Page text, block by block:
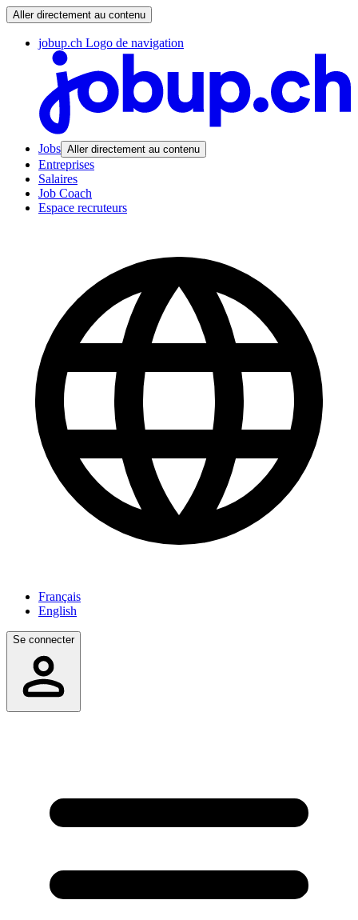
Aller directement au contenu
jobup.ch Logo de navigation
Jobs Aller directement au contenu
Entreprises
Salaires
Job Coach
Espace recruteurs
Français
English
Se connecter